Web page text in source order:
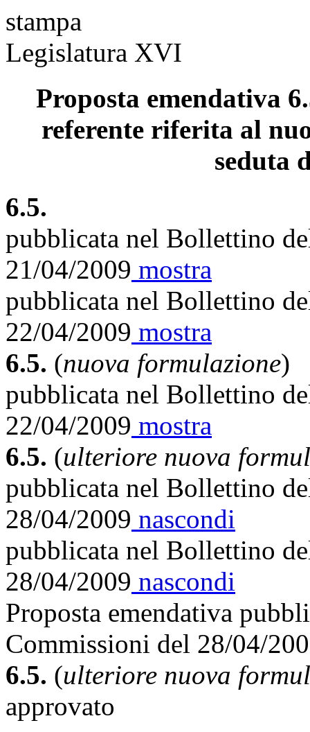
stampa
Legislatura XVI
Proposta emendativa
referente riferita al
seduta
6.5.
pubblicata nel Bollettino
21/04/2009 mostra
pubblicata nel Bollettino
22/04/2009 mostra
6.5. (nuova formulazione)
pubblicata nel Bollettino
22/04/2009 mostra
6.5. (ulteriore nuova
pubblicata nel Bollettino
28/04/2009 nascondi
pubblicata nel Bollettino
28/04/2009 nascondi
Proposta emendativa
Commissioni del 28/04/
6.5. (ulteriore nuova
approvato